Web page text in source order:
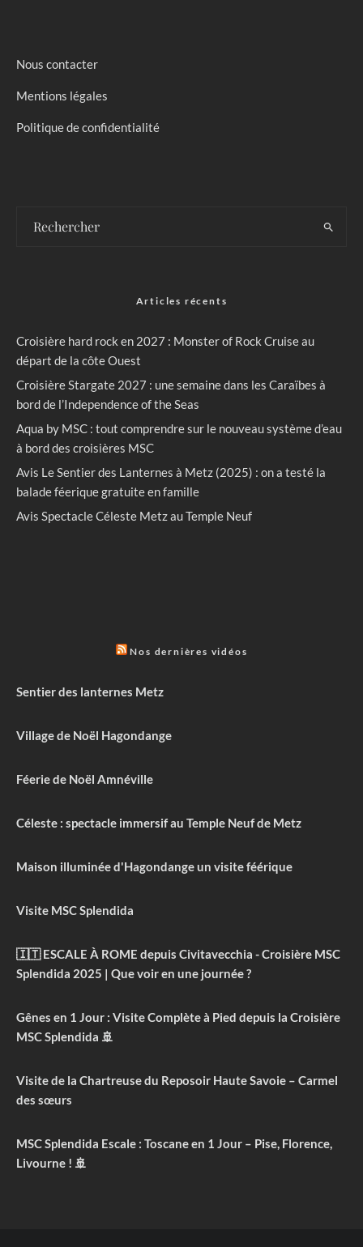
Nous contacter
Mentions légales
Politique de confidentialité
Articles récents
Croisière hard rock en 2027 : Monster of Rock Cruise au
départ de la côte Ouest
Croisière Stargate 2027 : une semaine dans les Caraïbes à
bord de l’Independence of the Seas
Aqua by MSC : tout comprendre sur le nouveau système d’eau
à bord des croisières MSC
Avis Le Sentier des Lanternes à Metz (2025) : on a testé la
balade féerique gratuite en famille
Avis Spectacle Céleste Metz au Temple Neuf
Nos dernières vidéos
Sentier des lanternes Metz
Village de Noël Hagondange
Féerie de Noël Amnéville
Céleste : spectacle immersif au Temple Neuf de Metz
Maison illuminée d'Hagondange un visite féérique
Visite MSC Splendida
🇮🇹 ESCALE À ROME depuis Civitavecchia - Croisière MSC
Splendida 2025 | Que voir en une journée ?
Gênes en 1 Jour : Visite Complète à Pied depuis la Croisière
MSC Splendida 🚢
Visite de la Chartreuse du Reposoir Haute Savoie – Carmel
des sœurs
MSC Splendida Escale : Toscane en 1 Jour – Pise, Florence,
Livourne ! 🚢